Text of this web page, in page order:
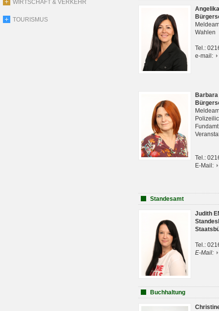
WIRTSCHAFT & VERKEHR
TOURISMUS
Wahlen
Tel.:
e-mail:
Tel.:
E-Mail:
Standesamt
Judith
Tel.:
E-Mail:
Buchhaltung